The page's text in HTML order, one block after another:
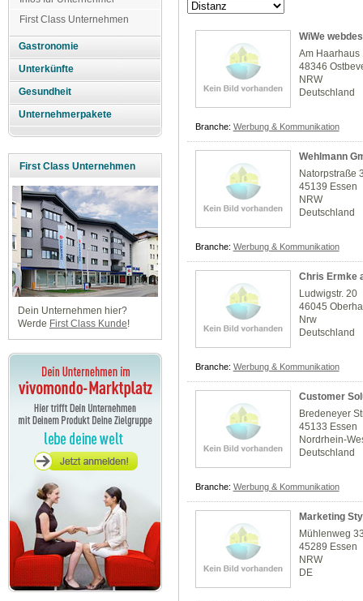
First Class Unternehmen
Gastronomie
Unterkünfte
Gesundheit
Unternehmerpakete
First Class Unternehmen
Dein Unternehmen hier?
Werde First Class Kunde!
WiWe
Am Haarhaus
48346
NRW
Deutschland
Branche: Werbung & Kommunikation
Wehlmann
Natorpstraße
45139 Essen
NRW
Deutschland
Branche: Werbung & Kommunikation
Chris Ermke
Ludwigstr. 20
46045
Nrw
Deutschland
Branche: Werbung & Kommunikation
Customer
Bredeneyer
45133 Essen
Nordrhein-
Deutschland
Branche: Werbung & Kommunikation
Marketing
Mühlenweg
45289 Essen
NRW
DE